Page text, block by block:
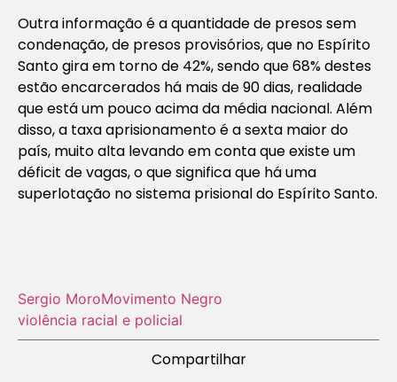
Outra informação é a quantidade de presos sem
condenação, de presos provisórios, que no Espírito
Santo gira em torno de 42%, sendo que 68% destes
estão encarcerados há mais de 90 dias, realidade
que está um pouco acima da média nacional. Além
disso, a taxa aprisionamento é a sexta maior do
país, muito alta levando em conta que existe um
déficit de vagas, o que significa que há uma
superlotação no sistema prisional do Espírito Santo.
Sergio MoroMovimento Negro
violência racial e policial
Compartilhar